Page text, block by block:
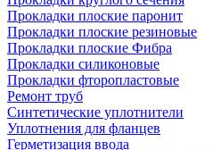
Прокладки плоские паронит
Прокладки плоские резиновые
Прокладки плоские Фибра
Прокладки силиконовые
Прокладки фторопластовые
Ремонт труб
Синтетические уплотнители
Уплотнения для фланцев
Герметизация ввода